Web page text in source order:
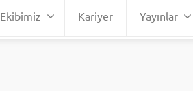
Ekibimiz Kariyer Yayınlar